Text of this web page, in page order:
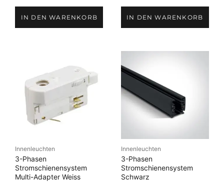
IN DEN WARENKORB IN DEN WARENKORB
Innenleuchten
3-Phasen
Stromschienensystem
Multi-Adapter Weiss
Innenleuchten
3-Phasen
Stromschienensystem
Schwarz